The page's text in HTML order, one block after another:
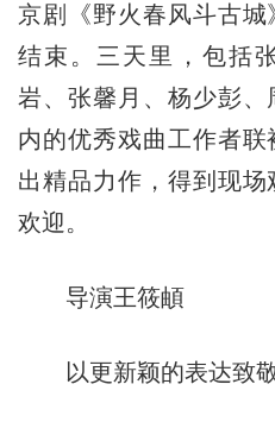
京剧《野火春风斗古
结束。三天里，包括
岩、张馨月、杨少彭
内的优秀戏曲工作者
出精品力作，得到现
欢迎。
导演王筱頔
以更新颖的表达致